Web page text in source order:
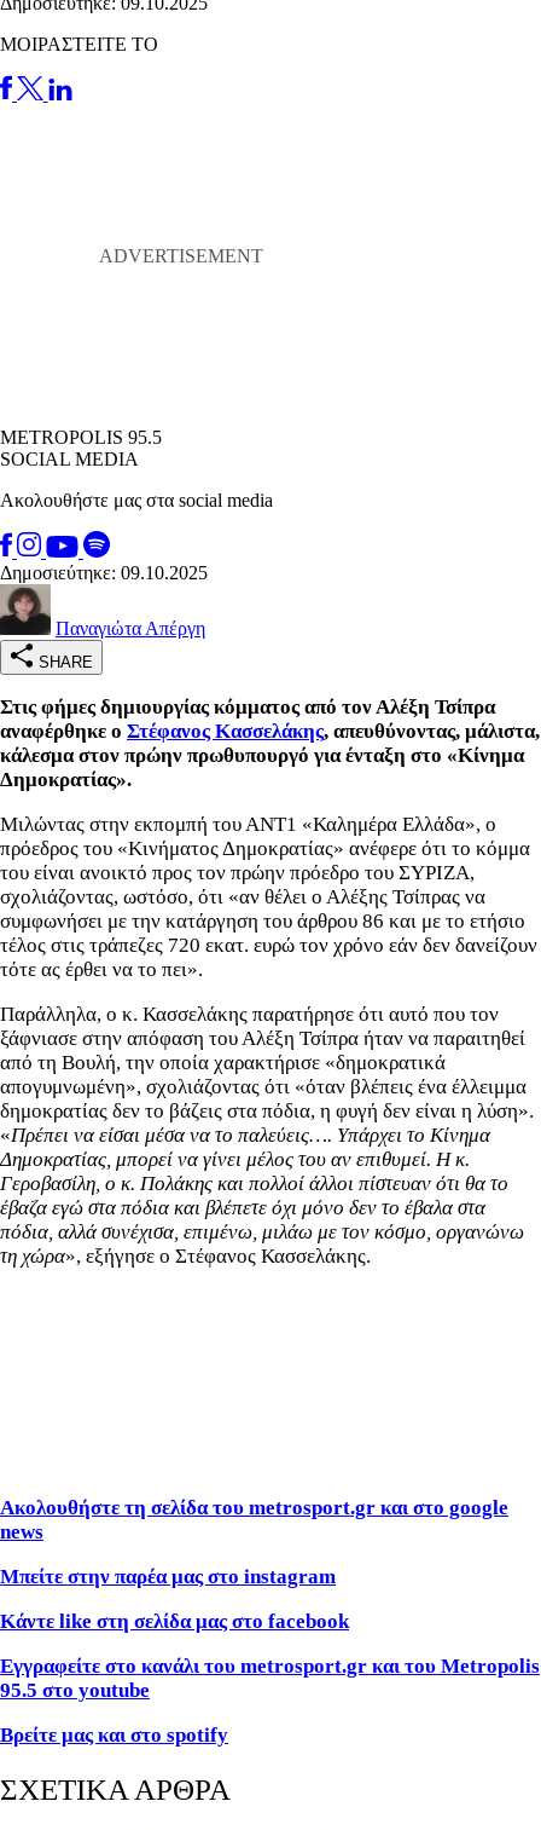
ΜΟΙΡΑΣΤΕΙΤΕ ΤΟ
METROPOLIS 95.5
SOCIAL MEDIA
Ακολουθήστε μας στα social media
Δημοσιεύτηκε: 09.10.2025
Παναγιώτα Απέργη
SHARE
Στις φήμες δημιουργίας κόμματος από τον Αλέξη Τσίπρα
αναφέρθηκε ο Στέφανος Κασσελάκης, απευθύνοντας, μάλιστα,
κάλεσμα στον πρώην πρωθυπουργό για ένταξη στο «Κίνημα
Δημοκρατίας».
Μιλώντας στην εκπομπή του ΑΝΤ1 «Καλημέρα Ελλάδα», ο
πρόεδρος του «Κινήματος Δημοκρατίας» ανέφερε ότι το κόμμα
του είναι ανοικτό προς τον πρώην πρόεδρο του ΣΥΡΙΖΑ,
σχολιάζοντας, ωστόσο, ότι «αν θέλει ο Αλέξης Τσίπρας να
συμφωνήσει με την κατάργηση του άρθρου 86 και με το ετήσιο
τέλος στις τράπεζες 720 εκατ. ευρώ τον χρόνο εάν δεν δανείζουν
τότε ας έρθει να το πει».
Παράλληλα, ο κ. Κασσελάκης παρατήρησε ότι αυτό που τον
ξάφνιασε στην απόφαση του Αλέξη Τσίπρα ήταν να παραιτηθεί
από τη Βουλή, την οποία χαρακτήρισε «δημοκρατικά
απογυμνωμένη», σχολιάζοντας ότι «όταν βλέπεις ένα έλλειμμα
δημοκρατίας δεν το βάζεις στα πόδια, η φυγή δεν είναι η λύση».
«Πρέπει να είσαι μέσα να το παλεύεις…. Υπάρχει το Κίνημα
Δημοκρατίας, μπορεί να γίνει μέλος του αν επιθυμεί. Η κ.
Γεροβασίλη, ο κ. Πολάκης και πολλοί άλλοι πίστευαν ότι θα το
έβαζα εγώ στα πόδια και βλέπετε όχι μόνο δεν το έβαλα στα
πόδια, αλλά συνέχισα, επιμένω, μιλάω με τον κόσμο, οργανώνω
τη χώρα», εξήγησε ο Στέφανος Κασσελάκης.
Ακολουθήστε τη σελίδα του metrosport.gr και στο google
news
Μπείτε στην παρέα μας στο instagram
Κάντε like στη σελίδα μας στο facebook
Εγγραφείτε στο κανάλι του metrosport.gr και του Metropolis
95.5 στο youtube
Βρείτε μας και στο spotify
ΣΧΕΤΙΚΑ ΑΡΘΡΑ